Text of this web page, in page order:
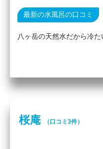
最新の水風呂の口コミ
八ヶ岳の天然水だから冷た
桜庵 （口コミ3件）